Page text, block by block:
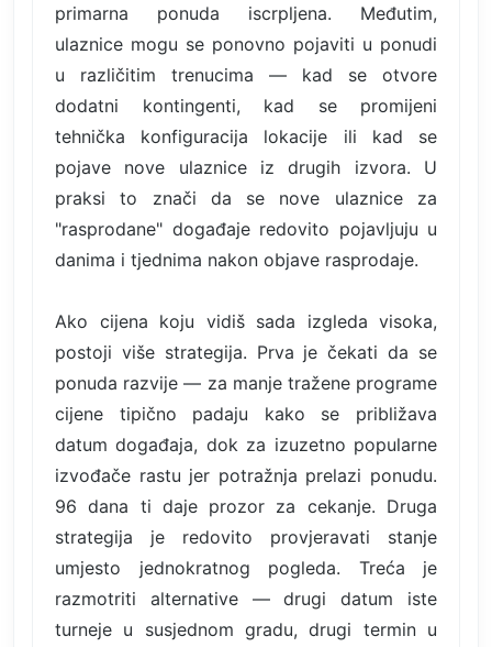
primarna ponuda iscrpljena. Međutim,
ulaznice mogu se ponovno pojaviti u ponudi
u različitim trenucima — kad se otvore
dodatni kontingenti, kad se promijeni
tehnička konfiguracija lokacije ili kad se
pojave nove ulaznice iz drugih izvora. U
praksi to znači da se nove ulaznice za
"rasprodane" događaje redovito pojavljuju u
danima i tjednima nakon objave rasprodaje.
Ako cijena koju vidiš sada izgleda visoka,
postoji više strategija. Prva je čekati da se
ponuda razvije — za manje tražene programe
cijene tipično padaju kako se približava
datum događaja, dok za izuzetno popularne
izvođače rastu jer potražnja prelazi ponudu.
96 dana ti daje prozor za cekanje. Druga
strategija je redovito provjeravati stanje
umjesto jednokratnog pogleda. Treća je
razmotriti alternative — drugi datum iste
turneje u susjednom gradu, drugi termin u